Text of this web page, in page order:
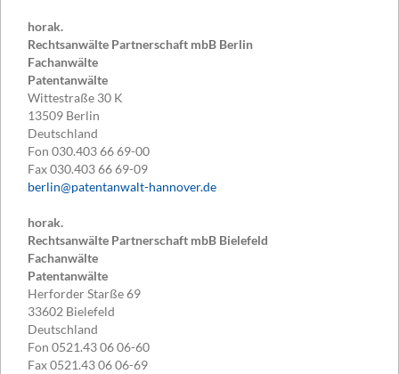
horak.
Rechtsanwälte Partnerschaft mbB Berlin
Fachanwälte
Patentanwälte
Wittestraße 30 K
13509 Berlin
Deutschland
Fon 030.403 66 69-00
Fax030.403 66 69-09
berlin@patentanwalt-hannover.de
horak.
Rechtsanwälte Partnerschaft mbB Bielefeld
Fachanwälte
Patentanwälte
Herforder Starße 69
33602 Bielefeld
Deutschland
Fon 0521.43 06 06-60
Fax0521.43 06 06-69